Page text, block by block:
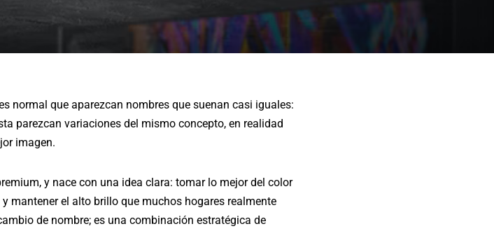
normal que aparezcan nombres que suenan casi iguales:
parezcan variaciones del mismo concepto, en realidad
imagen.
y nace con una idea clara: tomar lo mejor del color
mantener el alto brillo que muchos hogares realmente
de nombre; es una combinación estratégica de